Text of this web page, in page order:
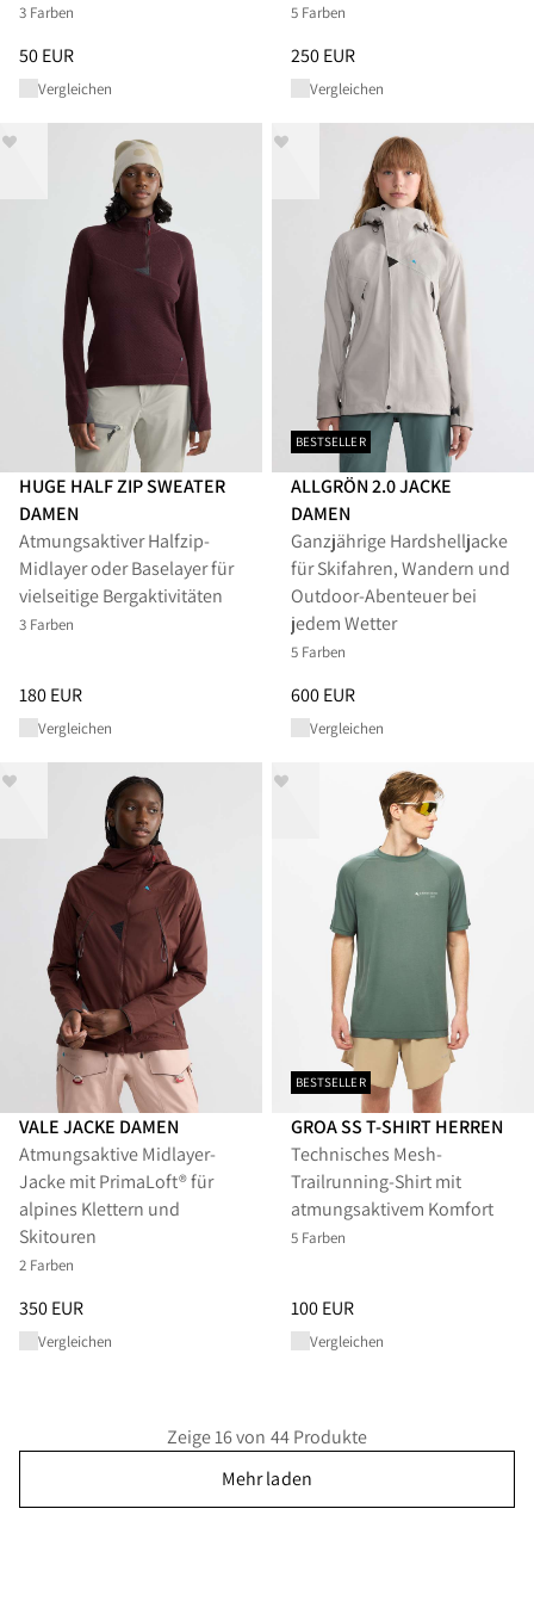
3 Farben
Preis:50 EUR, reduziert von 50 EUR
50 EUR
Vergleichen
5 Farben
Preis: 250 EUR, reduziert von
250 EUR
Vergleichen
HUGE HALF ZIP SWEATER
DAMEN
Atmungsaktiver Halfzip-
Midlayer oder Baselayer für
vielseitige Bergaktivitäten
3 Farben
Preis:180 EUR, reduziert von 180 EUR
180 EUR
Vergleichen
BESTSELLER
ALLGRÖN 2.0 JACKE
DAMEN
Ganzjährige Hardshelljacke
für Skifahren, Wandern und
Outdoor-Abenteuer bei
jedem Wetter
5 Farben
Preis: 600 EUR, reduziert von
600 EUR
Vergleichen
VALE JACKE DAMEN
Atmungsaktive Midlayer-
Jacke mit PrimaLoft® für
alpines Klettern und
Skitouren
2 Farben
Preis: 350 EUR, reduziert von 350 EUR
350 EUR
Vergleichen
BESTSELLER
GROA SS T-SHIRT HERREN
Technisches Mesh-
Trailrunning-Shirt mit
atmungsaktivem Komfort
5 Farben
Preis:100 EUR, reduziert von
100 EUR
Vergleichen
Zeige 16 von 44 Produkte
Mehr laden